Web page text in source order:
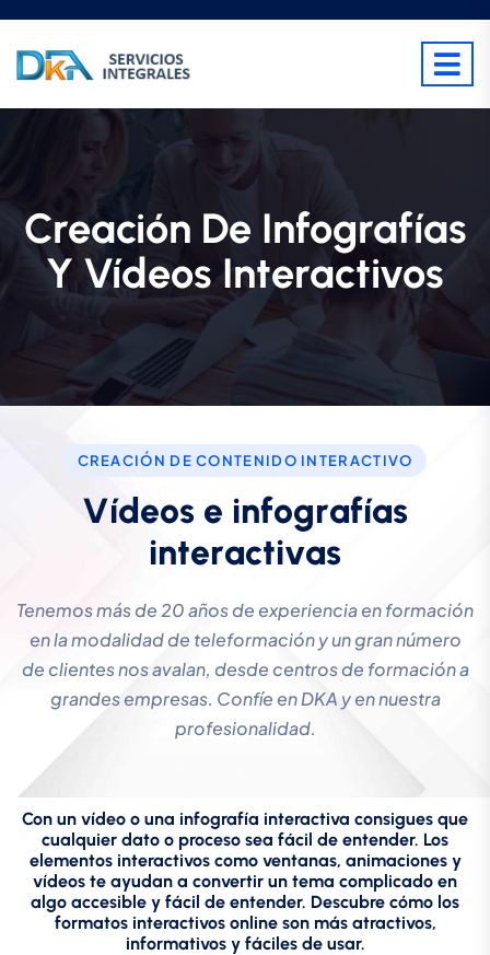
Creación De Infografías
Y Vídeos Interactivos
CREACIÓN DE CONTENIDO INTERACTIVO
Vídeos e infografías
interactivas
Tenemos más de 20 años de experiencia en formación
en la modalidad de teleformación y un gran número
de clientes nos avalan, desde centros de formación a
grandes empresas. Confíe en DKA y en nuestra
profesionalidad.
Con un vídeo o una infografía interactiva consigues que
cualquier dato o proceso sea fácil de entender. Los
elementos interactivos como ventanas, animaciones y
vídeos te ayudan a convertir un tema complicado en
algo accesible y fácil de entender. Descubre cómo los
formatos interactivos online son más atractivos,
informativos y fáciles de usar.